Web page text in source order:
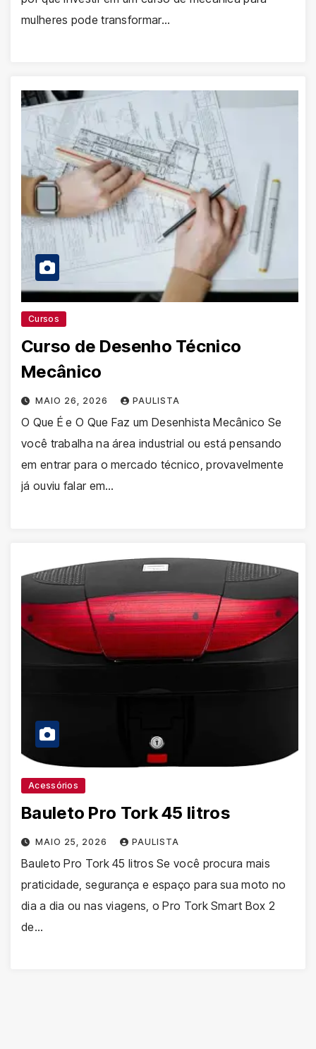
mulheres pode transformar…
Cursos
Curso de Desenho Técnico
Mecânico
MAIO 26, 2026 PAULISTA
O Que É e O Que Faz um Desenhista Mecânico Se
você trabalha na área industrial ou está pensando
em entrar para o mercado técnico, provavelmente
já ouviu falar em…
Acessórios
Bauleto Pro Tork 45 litros
MAIO 25, 2026 PAULISTA
Bauleto Pro Tork 45 litros Se você procura mais
praticidade, segurança e espaço para sua moto no
dia a dia ou nas viagens, o Pro Tork Smart Box 2
de…